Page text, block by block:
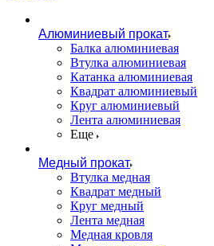
Алюминиевый прокат
Балка алюминиевая
Втулка алюминиевая
Катанка алюминиевая
Квадрат алюминиевый
Круг алюминиевый
Лента алюминиевая
Еще
Медный прокат
Втулка медная
Квадрат медный
Круг медный
Лента медная
Медная кровля